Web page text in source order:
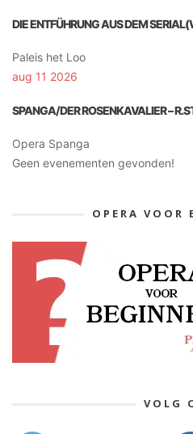
DIE ENTFÜHRUNG AUS DEM
Paleis het Loo
aug 11 2026
SPANGA/DER ROSENKAVALIER –
Opera Spanga
Geen evenementen gevonden!
OPERA VOOR
VOLG